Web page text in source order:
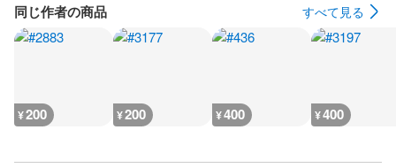
同じ作者の商品 すべて見る
¥200 ¥200 ¥400 ¥400